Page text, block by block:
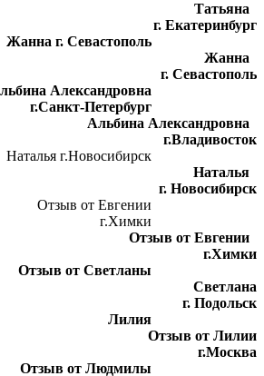
Татьяна
г. Екатеринбург
Жанна
г. Севастополь
Альбина Александровна
г.Владивосток
Наталья
г. Новосибирск
Отзыв от Евгении
г.Химки
Светлана
г. Подольск
Отзыв от Лилии
г.Москва